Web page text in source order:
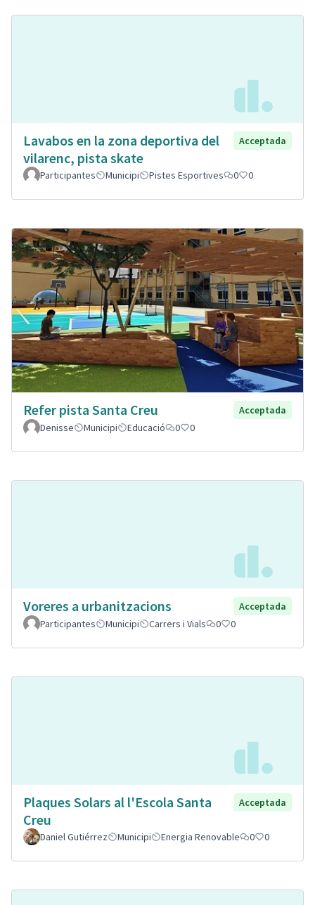
Lavabos en la zona deportiva del
vilarenc, pista skate
Acceptada
Participantes Municipi Pistes Esportives 0 0
Refer pista Santa Creu
Acceptada
Denisse
Municipi Educació 0 0
Voreres a urbanitzacions
Acceptada
Participantes
Municipi Carrers i Vials 0 0
Plaques Solars al l'Escola Santa
Creu
Acceptada
Daniel Gutiérrez Municipi Energia Renovable 0 0